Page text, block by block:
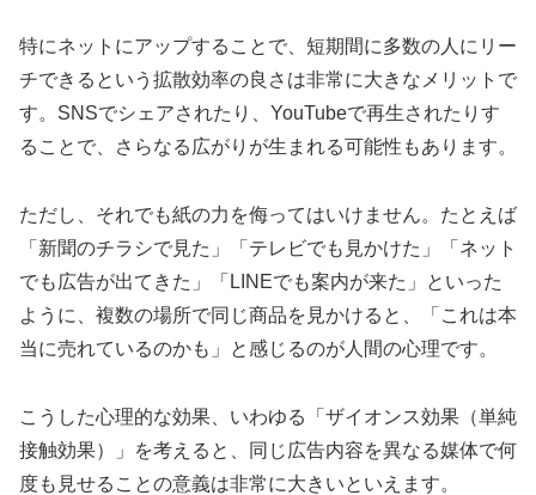
特にネットにアップすることで、短期間に多数の人にリー
チできるという拡散効率の良さは非常に大きなメリットで
す。SNSでシェアされたり、YouTubeで再生されたりす
ることで、さらなる広がりが生まれる可能性もあります。
ただし、それでも紙の力を侮ってはいけません。たとえば
「新聞のチラシで見た」「テレビでも見かけた」「ネット
でも広告が出てきた」「LINEでも案内が来た」といった
ように、複数の場所で同じ商品を見かけると、「これは本
当に売れているのかも」と感じるのが人間の心理です。
こうした心理的な効果、いわゆる「ザイオンス効果（単純
接触効果）」を考えると、同じ広告内容を異なる媒体で何
度も見せることの意義は非常に大きいといえます。